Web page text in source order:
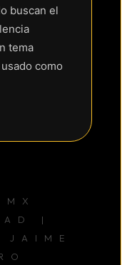
buscan el
tema
como
|
JAIME